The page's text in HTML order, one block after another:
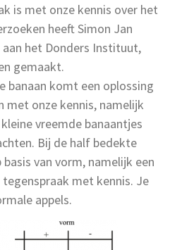
is met onze kennis over het
heeft Simon Jan
het Donders Instituut,
gemaakt.
banaan komt een oplossing
met onze kennis, namelijk
vreemde banaantjes
Bij de half bedekte
van vorm, namelijk een
met kennis. Je
appels.